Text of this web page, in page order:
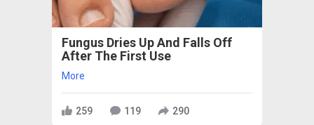
Fungus Dries Up And Falls Off
After The First Use
More
259 119 290